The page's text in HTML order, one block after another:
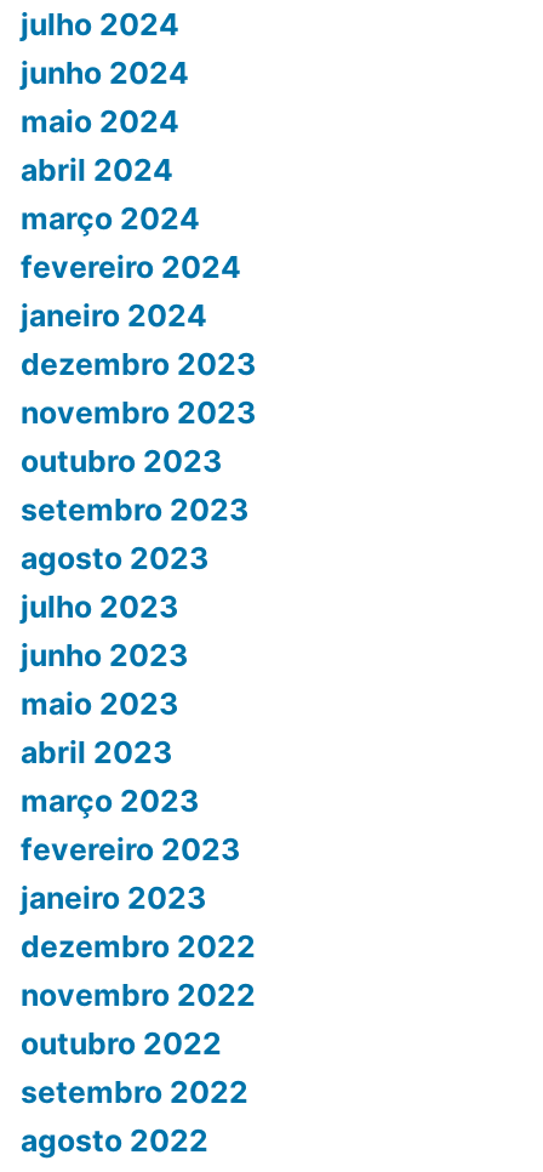
julho 2024
junho 2024
maio 2024
abril 2024
março 2024
fevereiro 2024
janeiro 2024
dezembro 2023
novembro 2023
outubro 2023
setembro 2023
agosto 2023
julho 2023
junho 2023
maio 2023
abril 2023
março 2023
fevereiro 2023
janeiro 2023
dezembro 2022
novembro 2022
outubro 2022
setembro 2022
agosto 2022